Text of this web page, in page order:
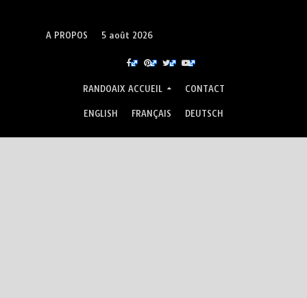
A PROPOS 5 août 2026
RANDOAIX ACCUEIL CONTACT
ENGLISH FRANÇAIS DEUTSCH